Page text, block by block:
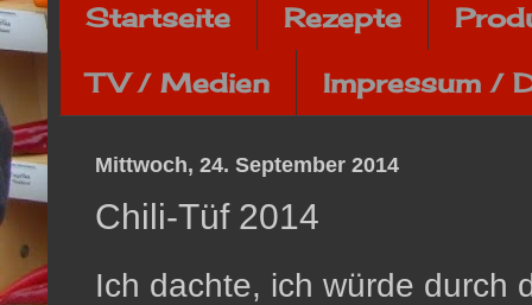
Startseite Rezepte
TV / Medien Impressum /
Mittwoch, 24. September 2014
Chili-Tüf 2014
Ich dachte, ich würde durch